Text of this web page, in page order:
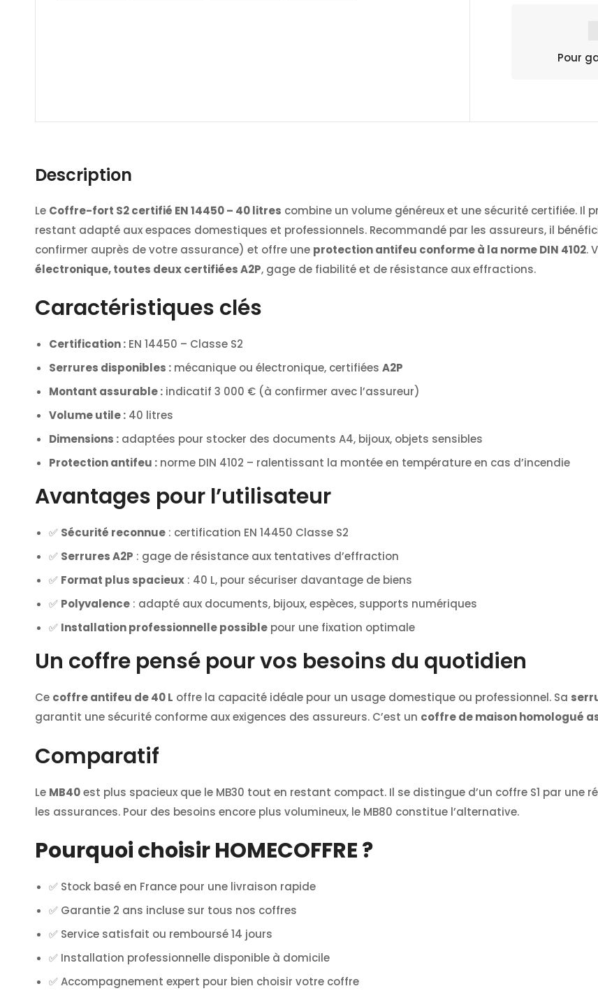
Pour
Description
Le Coffre-fort S2 certifié EN 14450 – 40 litres combine un volume généreux et une sécurité certifiée. Il
restant adapté aux espaces domestiques et professionnels. Recommandé par les assureurs, il
confirmer auprès de votre assurance) et offre une protection antifeu conforme à la norme DIN 4102.
électronique, toutes deux certifiées A2P, gage de fiabilité et de résistance aux effractions.
Caractéristiques clés
Certification : EN 14450 – Classe S2
Serrures disponibles : mécanique ou électronique, certifiées A2P
Montant assurable : indicatif 3 000 € (à confirmer avec l’assureur)
Volume utile : 40 litres
Dimensions : adaptées pour stocker des documents A4, bijoux, objets sensibles
Protection antifeu : norme DIN 4102 – ralentissant la montée en température en cas d’incendie
Avantages pour l’utilisateur
✅ Sécurité reconnue : certification EN 14450 Classe S2
✅ Serrures A2P : gage de résistance aux tentatives d’effraction
✅ Format plus spacieux : 40 L, pour sécuriser davantage de biens
✅ Polyvalence : adapté aux documents, bijoux, espèces, supports numériques
✅ Installation professionnelle possible pour une fixation optimale
Un coffre pensé pour vos besoins du quotidien
Ce coffre antifeu de 40 L offre la capacité idéale pour un usage domestique ou professionnel. Sa
garantit une sécurité conforme aux exigences des assureurs. C’est un coffre de maison homologué
Comparatif
Le MB40est plus spacieux que le MB30 tout en restant compact. Il se distingue d’un coffre S1 par une
les assurances. Pour des besoins encore plus volumineux, le MB80 constitue l’alternative.
Pourquoi choisir HOMECOFFRE ?
✅ Stock basé en France pour une livraison rapide
✅ Garantie 2 ans incluse sur tous nos coffres
✅ Service satisfait ou remboursé 14 jours
✅ Installation professionnelle disponible à domicile
✅ Accompagnement expert pour bien choisir votre coffre